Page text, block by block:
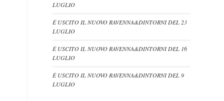
LUGLIO
È USCITO IL NUOVO RAVENNA&DINTORNI DEL 23
LUGLIO
È USCITO IL NUOVO RAVENNA&DINTORNI DEL 16
LUGLIO
È USCITO IL NUOVO RAVENNA&DINTORNI DEL 9
LUGLIO